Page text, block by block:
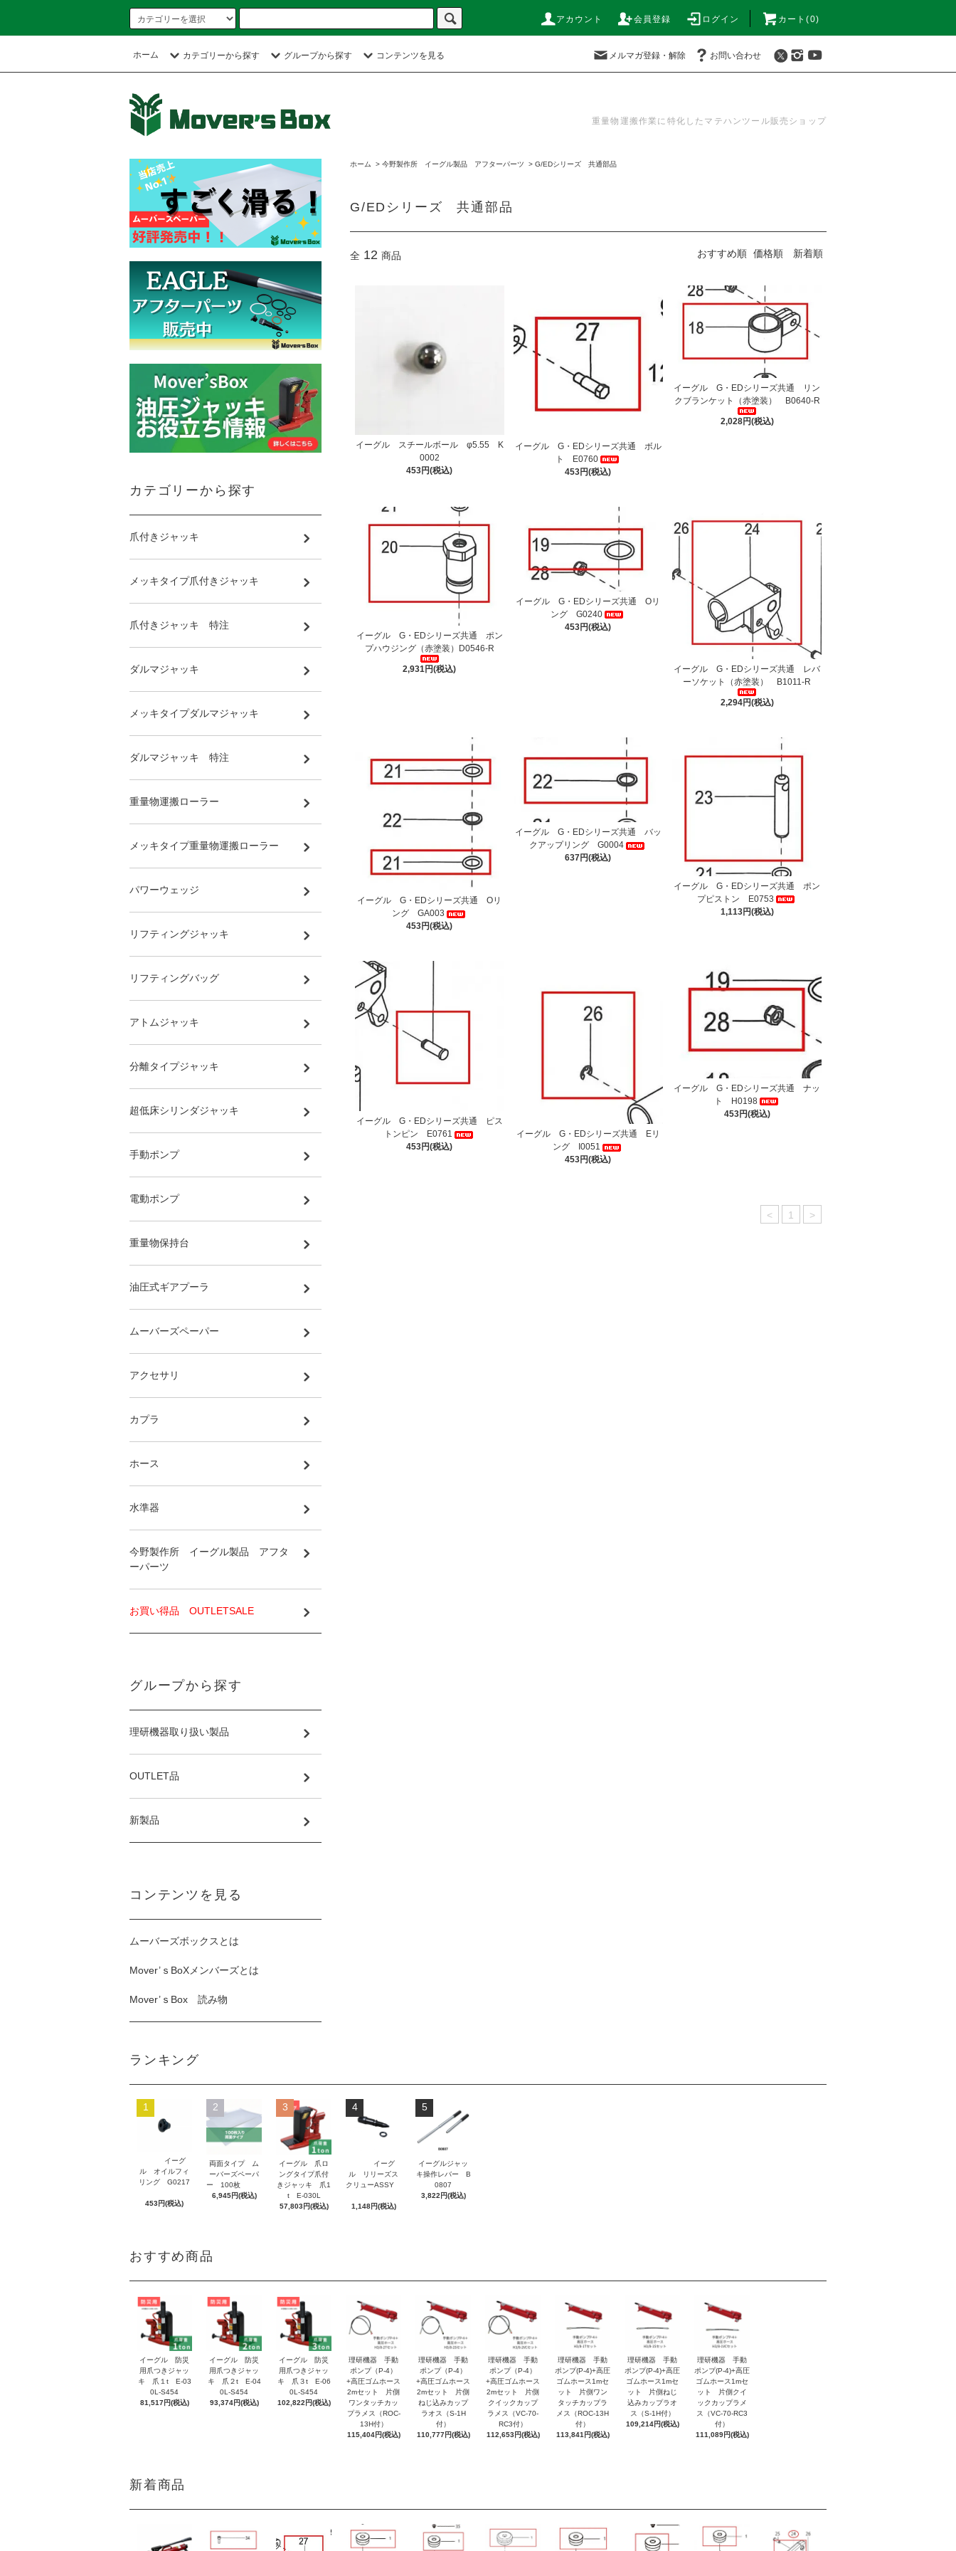
アカウント 会員登録 ログイン カート(0)
ホーム カテゴリーから探す グループから探す コンテンツを見る メルマガ登録・解除 お問い合わせ
重量物運搬作業に特化したマテハンツール販売ショップ
ホーム > 今野製作所 イーグル製品 アフターパーツ > G/EDシリーズ 共通部品
G/EDシリーズ 共通部品
全 12 商品 おすすめ順 価格順 新着順
イーグル スチールボール φ5.55 K
0002
453円(税込)
イーグル G・EDシリーズ共通 ボル
ト E0760
453円(税込)
イーグル G・EDシリーズ共通 リン
クブランケット（赤塗装） B0640-R
2,028円(税込)
イーグル G・EDシリーズ共通 ポン
プハウジング（赤塗装）D0546-R
2,931円(税込)
イーグル G・EDシリーズ共通 Oリ
ング G0240
453円(税込)
イーグル G・EDシリーズ共通 レバ
ーソケット（赤塗装） B1011-R
2,294円(税込)
イーグル G・EDシリーズ共通 Oリ
ング GA003
453円(税込)
イーグル G・EDシリーズ共通 バッ
クアップリング G0004
637円(税込)
イーグル G・EDシリーズ共通 ポン
プピストン E0753
1,113円(税込)
イーグル G・EDシリーズ共通 ピス
トンピン E0761
453円(税込)
イーグル G・EDシリーズ共通 Eリ
ング I0051
453円(税込)
イーグル G・EDシリーズ共通 ナッ
ト H0198
453円(税込)
< 1 >
カテゴリーから探す
爪付きジャッキ
メッキタイプ爪付きジャッキ
爪付きジャッキ 特注
ダルマジャッキ
メッキタイプダルマジャッキ
ダルマジャッキ 特注
重量物運搬ローラー
メッキタイプ重量物運搬ローラー
パワーウェッジ
リフティングジャッキ
リフティングバッグ
アトムジャッキ
分離タイプジャッキ
超低床シリンダジャッキ
手動ポンプ
電動ポンプ
重量物保持台
油圧式ギアプーラ
ムーバーズペーパー
アクセサリ
カプラ
ホース
水準器
今野製作所 イーグル製品 アフタ
ーパーツ
お買い得品 OUTLETSALE
グループから探す
理研機器取り扱い製品
OUTLET品
新製品
コンテンツを見る
ムーバーズボックスとは
Mover’ｓBoXメンバーズとは
Mover’ｓBox 読み物
ランキング
1
イーグ
ル オイルフィ
リング G0217
453円(税込)
2
両面タイプ ム
ーバーズペーパ
ー 100枚
6,945円(税込)
3
イーグル 爪ロ
ングタイプ爪付
きジャッキ 爪1
t E-030L
57,803円(税込)
4
イーグ
ル リリーズス
クリューASSY
1,148円(税込)
5
イーグルジャッ
キ操作レバー B
0807
3,822円(税込)
おすすめ商品
イーグル 防災
用爪つきジャッ
キ 爪１t E-03
0L-S454
81,517円(税込)
イーグル 防災
用爪つきジャッ
キ 爪２t E-04
0L-S454
93,374円(税込)
イーグル 防災
用爪つきジャッ
キ 爪３t E-06
0L-S454
102,822円(税込)
理研機器 手動
ポンプ（P-4）
+高圧ゴムホース
2mセット 片側
ワンタッチカッ
プラメス（ROC-
13H付）
115,404円(税込)
理研機器 手動
ポンプ（P-4）
+高圧ゴムホース
2mセット 片側
ねじ込みカップ
ラオス（S-1H
付）
110,777円(税込)
理研機器 手動
ポンプ（P-4）
+高圧ゴムホース
2mセット 片側
クイックカップ
ラメス（VC-70-
RC3付）
112,653円(税込)
理研機器 手動
ポンプ(P-4)+高圧
ゴムホース1mセ
ット 片側ワン
タッチカップラ
メス（ROC-13H
付）
113,841円(税込)
理研機器 手動
ポンプ(P-4)+高圧
ゴムホース1mセ
ット 片側ねじ
込みカップラオ
ス（S-1H付）
109,214円(税込)
理研機器 手動
ポンプ(P-4)+高圧
ゴムホース1mセ
ット 片側クイ
ックカップラメ
ス（VC-70-RC3
付）
111,089円(税込)
新着商品